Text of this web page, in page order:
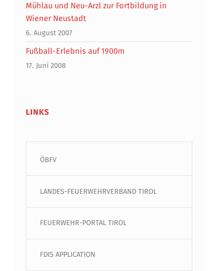
Mühlau und Neu-Arzl zur Fortbildung in
Wiener Neustadt
6. August 2007
Fußball-Erlebnis auf 1900m
17. Juni 2008
LINKS
ÖBFV
LANDES-FEUERWEHRVERBAND TIROL
FEUERWEHR-PORTAL TIROL
FDIS APPLICATION